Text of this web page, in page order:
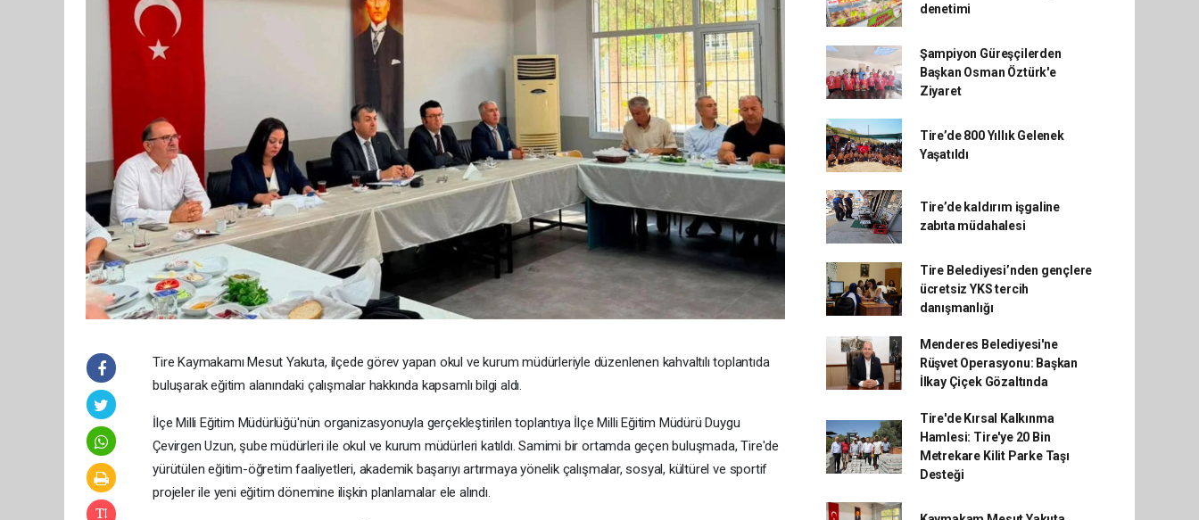
Tire Kaymakamı Mesut Yakuta, ilçede görev yapan okul ve kurum müdürleriyle düzenlenen kahvaltılı toplantıda
buluşarak eğitim alanındaki çalışmalar hakkında kapsamlı bilgi aldı.
İlçe Milli Eğitim Müdürlüğü'nün organizasyonuyla gerçekleştirilen toplantıya İlçe Milli Eğitim Müdürü Duygu
Çevirgen Uzun, şube müdürleri ile okul ve kurum müdürleri katıldı. Samimi bir ortamda geçen buluşmada, Tire'de
yürütülen eğitim-öğretim faaliyetleri, akademik başarıyı artırmaya yönelik çalışmalar, sosyal, kültürel ve sportif
projeler ile yeni eğitim dönemine ilişkin planlamalar ele alındı.
denetimi
Şampiyon Güreşçilerden
Başkan Osman Öztürk'e
Ziyaret
Tire’de 800 Yıllık Gelenek
Yaşatıldı
Tire’de kaldırım işgaline
zabıta müdahalesi
Tire Belediyesi’nden gençlere
ücretsiz YKS tercih
danışmanlığı
Menderes Belediyesi'ne
Rüşvet Operasyonu: Başkan
İlkay Çiçek Gözaltında
Tire'de Kırsal Kalkınma
Hamlesi: Tire'ye 20 Bin
Metrekare Kilit Parke Taşı
Desteği